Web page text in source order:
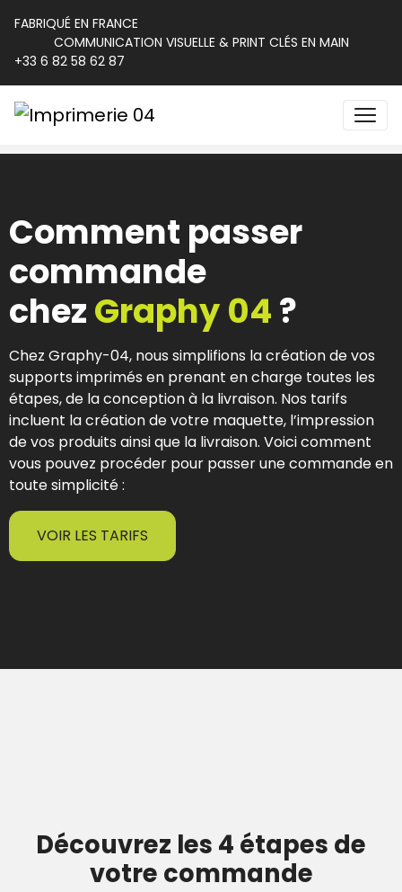
FABRIQUÉ EN FRANCE
COMMUNICATION VISUELLE & PRINT CLÉS EN MAIN
+33 6 82 58 62 87
Comment passer
commande
chezGraphy 04?
Chez Graphy-04, nous simplifions la création de vos
supports imprimés en prenant en charge toutes les
étapes, de la conception à la livraison. Nos tarifs
incluent la création de votre maquette, l’impression
de vos produits ainsi que la livraison. Voici comment
vous pouvez procéder pour passer une commande en
toute simplicité :
VOIR LES TARIFS
Découvrez les 4 étapes de
votre commande